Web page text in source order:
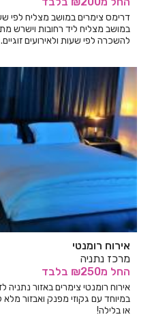
דרימס צימרים במושב מצליח לפי
במושב מצליח ליד רחובות וישרש
להשכרה לפי שעות ולאירועים זוגיים.
אירוח רומנטי
מרכז נתניה
החל מ₪250 בלבד
אירוח רומנטי צימרים באזור נתניה
במיוחד עם גקוזי מפנק ואבזור מלא
או בלילה!